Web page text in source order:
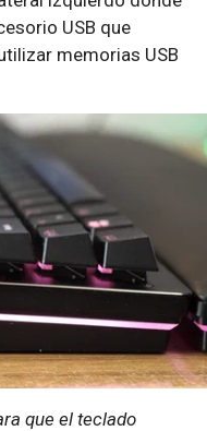
USB que
memorias USB
que el teclado